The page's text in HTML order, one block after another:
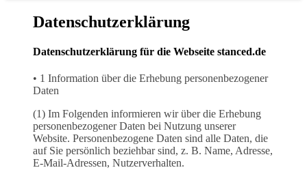
Datenschutzerklärung
Datenschutzerklärung für die Webseite stanced.de
• 1 Information über die Erhebung personenbezogener
Daten
(1) Im Folgenden informieren wir über die Erhebung
personenbezogener Daten bei Nutzung unserer
Website. Personenbezogene Daten sind alle Daten, die
auf Sie persönlich beziehbar sind, z. B. Name, Adresse,
E-Mail-Adressen, Nutzerverhalten.